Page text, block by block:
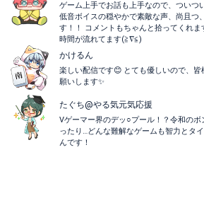
ゲーム上手でお話も上手なので、ついつ
低音ボイスの穏やかで素敵な声、尚且つ
す！！ コメントもちゃんと拾ってくれ
時間が流れてます(≧∇≦)
かけるん
楽しい配信です😊 とても優しいので、
願いします✨
たぐち@やる気元気応援
Vゲーマー界のデッ○プール！？令和の
ったり…どんな難解なゲームも智力とタ
んです！